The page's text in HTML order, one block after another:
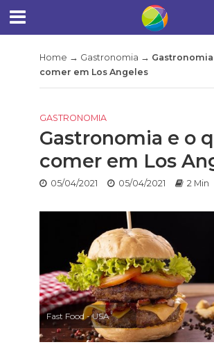
Home → Gastronomia →
comer em Los Angeles
GASTRONOMIA
Gastronomia e o
comer em Los
05/04/2021 05/04/2021 2 Min
Fast Food - USA